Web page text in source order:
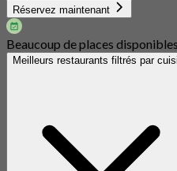
Réservez maintenant
Beaucoup de places disponibles
Meilleurs restaurants filtrés par